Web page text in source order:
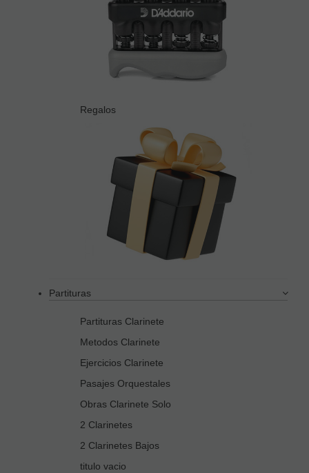
Regalos
Partituras
Partituras Clarinete
Metodos Clarinete
Ejercicios Clarinete
Pasajes Orquestales
Obras Clarinete Solo
2 Clarinetes
2 Clarinetes Bajos
titulo vacio